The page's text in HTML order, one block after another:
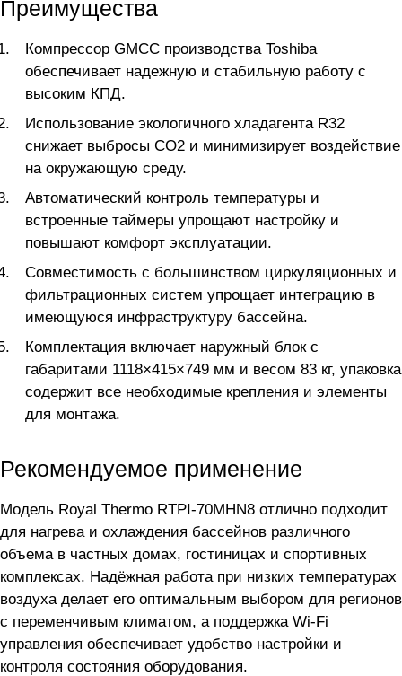
Преимущества
Компрессор GMCC производства Toshiba
обеспечивает надежную и стабильную работу с
высоким КПД.
Использование экологичного хладагента R32
снижает выбросы CO2 и минимизирует воздействие
на окружающую среду.
Автоматический контроль температуры и
встроенные таймеры упрощают настройку и
повышают комфорт эксплуатации.
Совместимость с большинством циркуляционных и
фильтрационных систем упрощает интеграцию в
имеющуюся инфраструктуру бассейна.
Комплектация включает наружный блок с
габаритами 1118×415×749 мм и весом 83 кг, упаковка
содержит все необходимые крепления и элементы
для монтажа.
Рекомендуемое применение
Модель Royal Thermo RTPI-70MHN8 отлично подходит
для нагрева и охлаждения бассейнов различного
объема в частных домах, гостиницах и спортивных
комплексах. Надёжная работа при низких температурах
воздуха делает его оптимальным выбором для регионов
с переменчивым климатом, а поддержка Wi-Fi
управления обеспечивает удобство настройки и
контроля состояния оборудования.